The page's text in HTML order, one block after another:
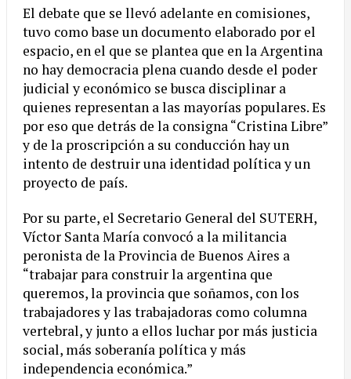
El debate que se llevó adelante en comisiones,
tuvo como base un documento elaborado por el
espacio, en el que se plantea que en la Argentina
no hay democracia plena cuando desde el poder
judicial y económico se busca disciplinar a
quienes representan a las mayorías populares. Es
por eso que detrás de la consigna “Cristina Libre”
y de la proscripción a su conducción hay un
intento de destruir una identidad política y un
proyecto de país.
Por su parte, el Secretario General del SUTERH,
Víctor Santa María convocó a la militancia
peronista de la Provincia de Buenos Aires a
“trabajar para construir la argentina que
queremos, la provincia que soñamos, con los
trabajadores y las trabajadoras como columna
vertebral, y junto a ellos luchar por más justicia
social, más soberanía política y más
independencia económica.”